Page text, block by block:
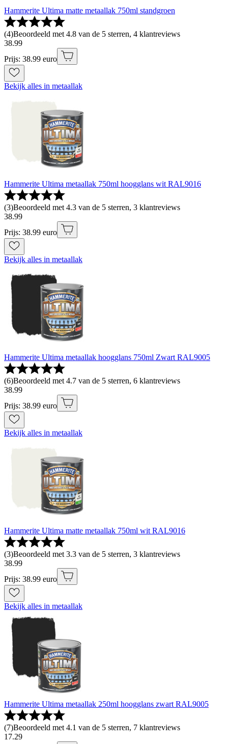
Hammerite Ultima matte metaallak 750ml standgroen
(4)Beoordeeld met 4.8 van de 5 sterren, 4 klantreviews
38.99
Prijs: 38.99 euro
Bekijk alles in metaallak
Hammerite Ultima metaallak 750ml hoogglans wit RAL9016
(3)Beoordeeld met 4.3 van de 5 sterren, 3 klantreviews
38.99
Prijs: 38.99 euro
Bekijk alles in metaallak
Hammerite Ultima metaallak hoogglans 750ml Zwart RAL9005
(6)Beoordeeld met 4.7 van de 5 sterren, 6 klantreviews
38.99
Prijs: 38.99 euro
Bekijk alles in metaallak
Hammerite Ultima matte metaallak 750ml wit RAL9016
(3)Beoordeeld met 3.3 van de 5 sterren, 3 klantreviews
38.99
Prijs: 38.99 euro
Bekijk alles in metaallak
Hammerite Ultima metaallak 250ml hoogglans zwart RAL9005
(7)Beoordeeld met 4.1 van de 5 sterren, 7 klantreviews
17.29